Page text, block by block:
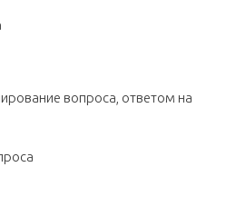
вопроса, ответом на